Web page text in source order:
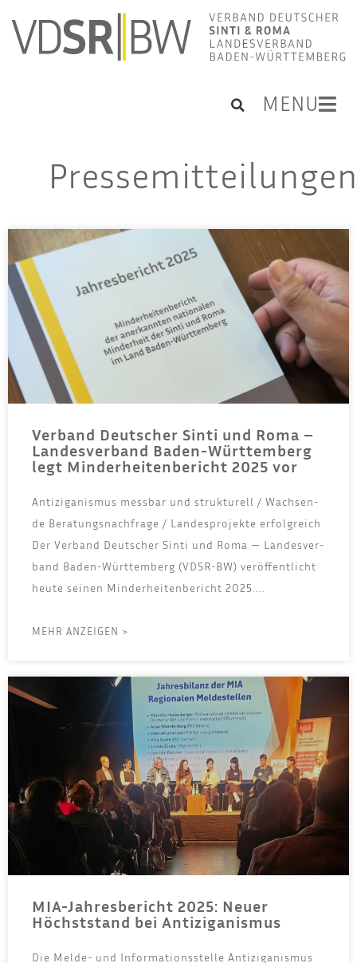
MENU
Pressemitteilungen
Verband Deutscher Sinti und Roma –
Landesverband Baden-Württemberg
legt Minderheitenbericht 2025 vor
Anti­zi­ga­nis­mus mess­bar und struk­tu­rell / Wach­sen­
de Bera­tungs­nach­fra­ge / Lan­des­pro­jek­te erfolgreich
Der Ver­band Deut­scher Sin­ti und Roma — Lan­des­ver­
band Baden-Würt­tem­berg (VDSR-BW) ver­öf­fent­licht
heu­te sei­nen Min­der­hei­ten­be­richt 2025....
MEHR ANZEIGEN >
MIA-Jahresbericht 2025: Neuer
Höchststand bei Antiziganismus
Die Mel­de- und Infor­ma­ti­ons­stel­le Anti­zi­ga­nis­mus